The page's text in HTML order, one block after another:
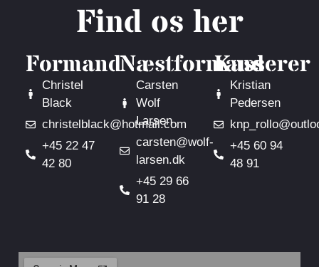
Find os her
Formand
Christel
Black
christelblack@hotmail.com
+45 22 47
42 80
Næstformand
Carsten
Wolf
Larsen
carsten@wolf-
larsen.dk
+45 29 66
91 28
Kasserer
Kristian
Pedersen
+45 60 94
48 91